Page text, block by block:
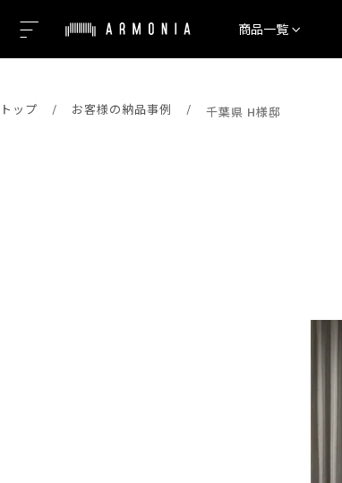
商品一覧
トップ お客様の納品事例 千葉県 H様邸